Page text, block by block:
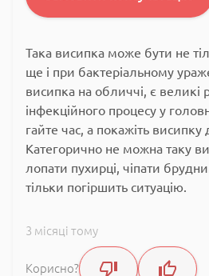
Така висипка може бути не
ще і при бактеріальному
висипка на обличчі, є великі
інфекційного процесу у
гайте час, а покажіть висипку
Категорично не можна таку
лопати пухирці, чіпати
тільки погіршить ситуацію.
3 місяці тому
Корисно?